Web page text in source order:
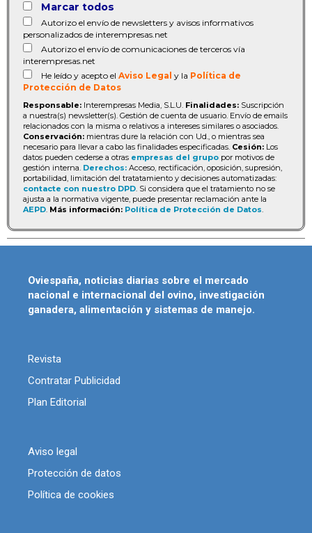
Marcar todos
Autorizo el envío de newsletters y avisos informativos
personalizados de interempresas.net
Autorizo el envío de comunicaciones de terceros vía
interempresas.net
He leído y acepto el Aviso Legal y la Política de
Protección de Datos
Responsable: Interempresas Media, S.L.U. Finalidades: Suscripción
a nuestra(s) newsletter(s). Gestión de cuenta de usuario. Envío de emails
relacionados con la misma o relativos a intereses similares o asociados.
Conservación: mientras dure la relación con Ud., o mientras sea
necesario para llevar a cabo las finalidades especificadas. Cesión: Los
datos pueden cederse a otras empresas del grupo por motivos de
gestión interna. Derechos: Acceso, rectificación, oposición, supresión,
portabilidad, limitación del tratatamiento y decisiones automatizadas:
contacte con nuestro DPD. Si considera que el tratamiento no se
ajusta a la normativa vigente, puede presentar reclamación ante la
AEPD. Más información: Política de Protección de Datos.
Oviespaña, noticias diarias sobre el mercado
nacional e internacional del ovino, investigación
ganadera, alimentación y sistemas de manejo.
Revista
Contratar Publicidad
Plan Editorial
Aviso legal
Protección de datos
Política de cookies